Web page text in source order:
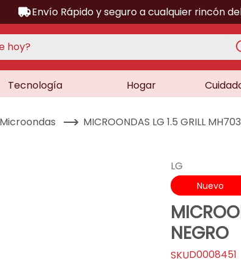
Envío Rápido y seguro a cualquier rincón
Tecnología Hogar
Microondas MICROONDAS LG 1.5 GRILL
LG
Nuevo
NEGRO
D0008451
MÁS BUSCADOS